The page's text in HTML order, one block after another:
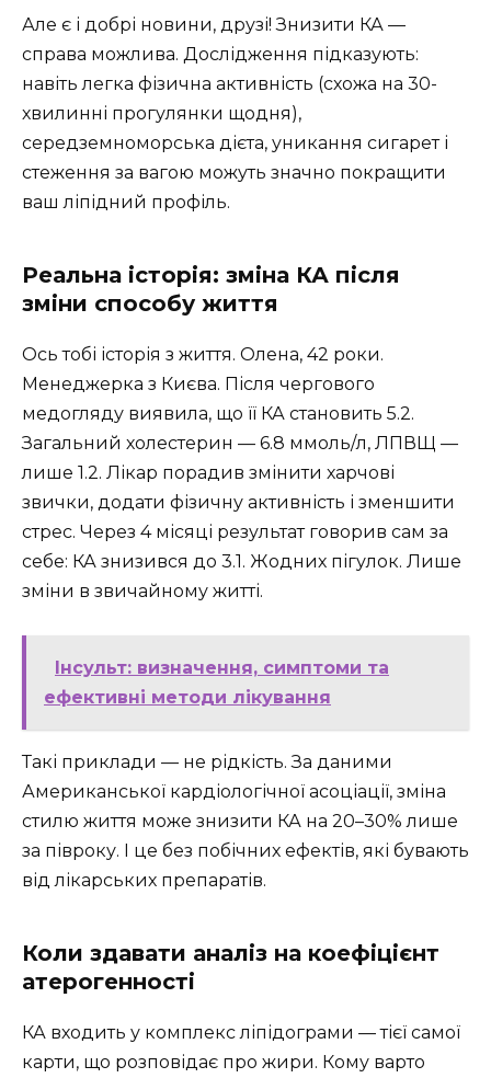
Але є і добрі новини, друзі! Знизити КА —
справа можлива. Дослідження підказують:
навіть легка фізична активність (схожа на 30-
хвилинні прогулянки щодня),
середземноморська дієта, уникання сигарет і
стеження за вагою можуть значно покращити
ваш ліпідний профіль.
Реальна історія: зміна КА після
зміни способу життя
Ось тобі історія з життя. Олена, 42 роки.
Менеджерка з Києва. Після чергового
медогляду виявила, що її КА становить 5.2.
Загальний холестерин — 6.8 ммоль/л, ЛПВЩ —
лише 1.2. Лікар порадив змінити харчові
звички, додати фізичну активність і зменшити
стрес. Через 4 місяці результат говорив сам за
себе: КА знизився до 3.1. Жодних пігулок. Лише
зміни в звичайному житті.
Інсульт: визначення, симптоми та
ефективні методи лікування
Такі приклади — не рідкість. За даними
Американської кардіологічної асоціації, зміна
стилю життя може знизити КА на 20–30% лише
за півроку. І це без побічних ефектів, які бувають
від лікарських препаратів.
Коли здавати аналіз на коефіцієнт
атерогенності
КА входить у комплекс ліпідограми — тієї самої
карти, що розповідає про жири. Кому варто